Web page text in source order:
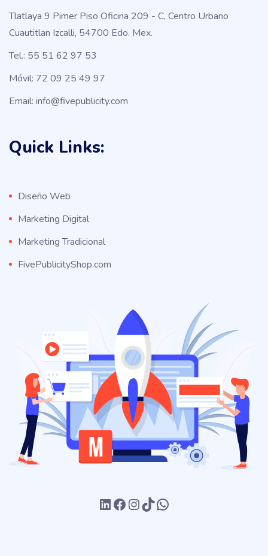
Tlatlaya 9 Pimer Piso Oficina 209 - C, Centro Urbano
Cuautitlan Izcalli, 54700 Edo. Mex.
Tel.: 55 51 62 97 53
Móvil: 72 09 25 49 97
Email: info@fivepublicity.com
Quick Links:
Diseño Web
Marketing Digital
Marketing Tradicional
FivePublicityShop.com
LinkedIn
Facebook
Instagram
TikTokWhatsApp